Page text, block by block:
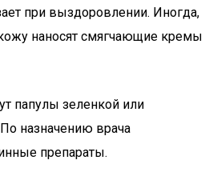
при выздоровлении. Иногда,
наносят смягчающие кремы
папулы зеленкой или
назначению врача
препараты.